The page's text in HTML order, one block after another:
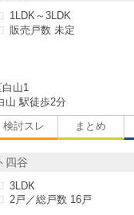
1LDK～3LDK
販売戸数 未定
白山1
山 駅徒歩2分
検討スレ まとめ
四谷
3LDK
2戸／総戸数 16戸